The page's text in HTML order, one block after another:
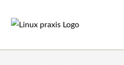
Inhalt